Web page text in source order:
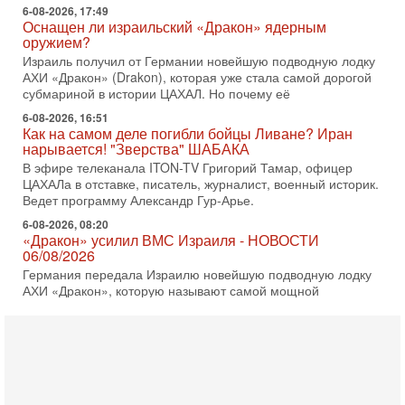
6-08-2026, 16:51
Как на самом деле погибли бойцы Ливане? Иран
нарывается! "Зверства" ШАБАКА
В эфире телеканала ITON-TV Григорий Тамар, офицер
ЦАХАЛа в отставке, писатель, журналист, военный историк.
Ведет программу Александр Гур-Арье.
6-08-2026, 08:20
«Дракон» усилил ВМС Израиля - НОВОСТИ
06/08/2026
Германия передала Израилю новейшую подводную лодку
АХИ «Дракон», которую называют самой мощной
субмариной на Ближнем Востоке. Передача прошла на
5-08-2026, 18:16
Сколько ещё Нетаниягу продержится у власти?
«Нетаниягу вечен?» — почему предстоящие выборы в
Израиле могут стать самыми интригующими? Биньямин
Нетаниягу снова уверенно заявляет, что победа на